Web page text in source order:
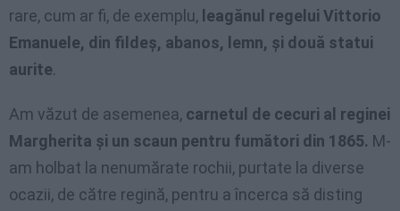
rare, cum ar fi, de exemplu, leagănul regelui Vittorio
Emanuele, din fildeş, abanos, lemn, şi două statui
aurite.
Am văzut de asemenea, carnetul de cecuri al reginei
Margherita şi un scaun pentru fumători din 1865. M-
am holbat la nenumărate rochii, purtate la diverse
ocazii, de către regină, pentru a încerca să disting